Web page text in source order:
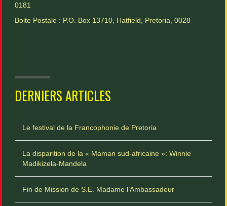
0181
Boite Postale : P.O. Box 13710, Hatfield, Pretoria, 0028
DERNIERS ARTICLES
Le festival de la Francophonie de Pretoria
La disparition de la « Maman sud-africaine »: Winnie
Madikizela-Mandela
Fin de Mission de S.E. Madame l’Ambassadeur